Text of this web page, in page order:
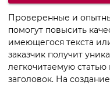
Проверенные и
помогут повысить
имеющегося текста
заказчик получит
легкочитаемую
заголовок. На